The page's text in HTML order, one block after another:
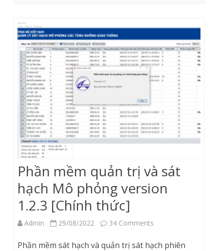
từ
phiên
bản
v1.2.2
v1.2.3
Phần mềm quản trị và sát
hạch Mô phỏng version
1.2.3 [Chính thức]
Admin 29/08/2022 34 Comments
Phần mềm sát hạch và quản trị sát hạch phiên